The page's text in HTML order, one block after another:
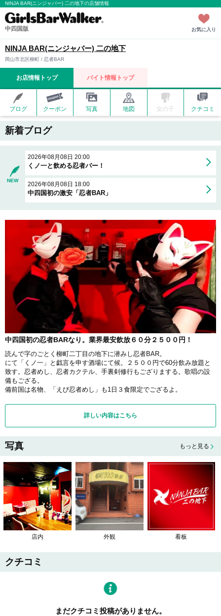
NINJA BAR(ニンジャバー) 二の地下の店舗情報
中四国版 お気に入り
NINJA BAR(ニンジャバー) 二の地下
岡山市北区柳町 / 忍者BAR
お店情報トップ バイト情報トップ
ブログ クーポン 写真 地図 女の子 クチコミ
新着ブログ
NEW
2026年08月08日 20:00
くノ一と飲める忍者バー！
2026年08月08日 18:00
中四国初の激安「忍者BAR」
中四国初の忍者BARなり。業界最安飲放６０分２５００円！
読んで字のごとく柳町二丁目の地下に潜みし忍者BAR。
にて「くノ一」と戯言を申す酒場にて候。２５００円で60分飲み放題と
致す。忍者めし、忍者カクテル、手裏剣修行もござりまする。歌唱の設
備もござる。
備前国は名物、「えび忍者めし」も1日３食限定でござるよ。
詳しい内容はこちら
写真 もっと見る
店内 外観 看板
クチコミ
まだクチコミ投稿がありません。